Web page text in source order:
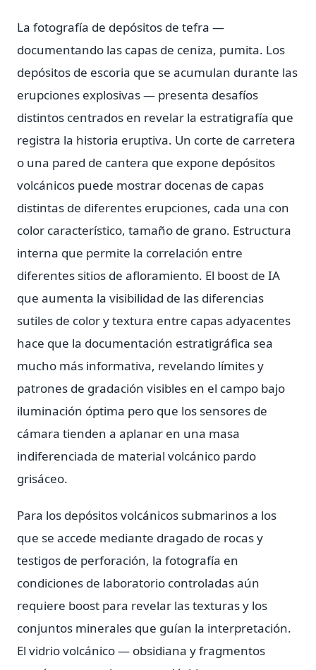
La fotografía de depósitos de tefra —
documentando las capas de ceniza, pumita. Los
depósitos de escoria que se acumulan durante las
erupciones explosivas — presenta desafíos
distintos centrados en revelar la estratigrafía que
registra la historia eruptiva. Un corte de carretera
o una pared de cantera que expone depósitos
volcánicos puede mostrar docenas de capas
distintas de diferentes erupciones, cada una con
color característico, tamaño de grano. Estructura
interna que permite la correlación entre
diferentes sitios de afloramiento. El boost de IA
que aumenta la visibilidad de las diferencias
sutiles de color y textura entre capas adyacentes
hace que la documentación estratigráfica sea
mucho más informativa, revelando límites y
patrones de gradación visibles en el campo bajo
iluminación óptima pero que los sensores de
cámara tienden a aplanar en una masa
indiferenciada de material volcánico pardo
grisáceo.
Para los depósitos volcánicos submarinos a los
que se accede mediante dragado de rocas y
testigos de perforación, la fotografía en
condiciones de laboratorio controladas aún
requiere boost para revelar las texturas y los
conjuntos minerales que guían la interpretación.
El vidrio volcánico — obsidiana y fragmentos